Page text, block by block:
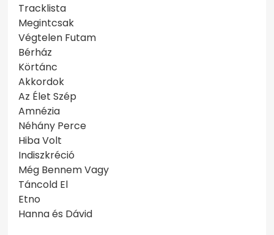
Tracklista
Megintcsak
Végtelen Futam
Bérház
Körtánc
Akkordok
Az Élet Szép
Amnézia
Néhány Perce
Hiba Volt
Indiszkréció
Még Bennem Vagy
Táncold El
Etno
Hanna és Dávid